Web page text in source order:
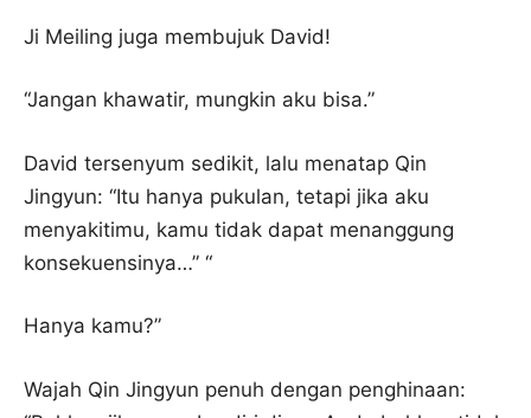
Ji Meiling juga membujuk David!
“Jangan khawatir, mungkin aku bisa.”
David tersenyum sedikit, lalu menatap Qin
Jingyun: “Itu hanya pukulan, tetapi jika aku
menyakitimu, kamu tidak dapat menanggung
konsekuensinya…” “
Hanya kamu?”
Wajah Qin Jingyun penuh dengan penghinaan: